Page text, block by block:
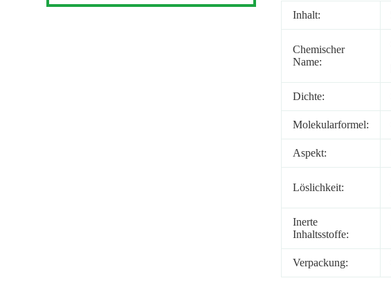
Inhalt:
Chemischer
Name:
Dichte:
Molekularformel:
Aspekt:
Löslichkeit:
Inerte
Inhaltsstoffe:
Verpackung: